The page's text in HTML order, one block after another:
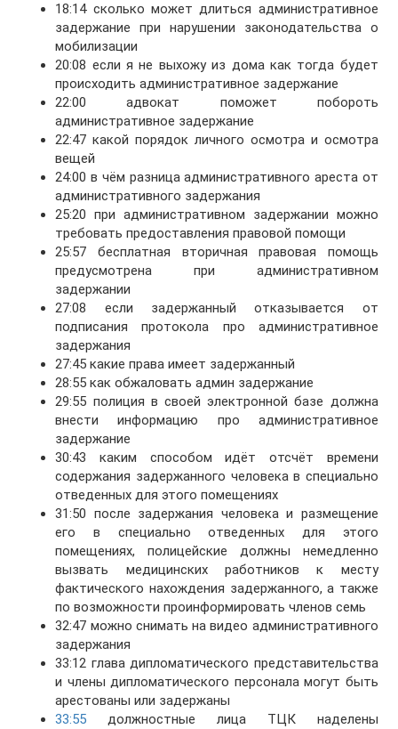
18:14 сколько может длиться административное
задержание при нарушении законодательства о
мобилизации
20:08 если я не выхожу из дома как тогда будет
происходить административное задержание
22:00 адвокат поможет побороть
административное задержание
22:47 какой порядок личного осмотра и осмотра
вещей
24:00 в чём разница административного ареста от
административного задержания
25:20 при административном задержании можно
требовать предоставления правовой помощи
25:57 бесплатная вторичная правовая помощь
предусмотрена при административном
задержании
27:08 если задержанный отказывается от
подписания протокола про административное
задержания
27:45 какие права имеет задержанный
28:55 как обжаловать админ задержание
29:55 полиция в своей электронной базе должна
внести информацию про административное
задержание
30:43 каким способом идёт отсчёт времени
содержания задержанного человека в специально
отведенных для этого помещениях
31:50 после задержания человека и размещение
его в специально отведенных для этого
помещениях, полицейские должны немедленно
вызвать медицинских работников к месту
фактического нахождения задержанного, а также
по возможности проинформировать членов семь
32:47 можно снимать на видео административного
задержания
33:12 глава дипломатического представительства
и члены дипломатического персонала могут быть
арестованы или задержаны
33:55 должностные лица ТЦК наделены